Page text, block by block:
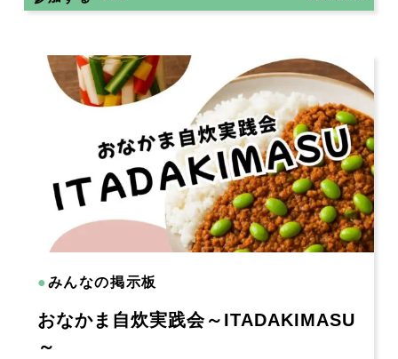
●みんなの掲示板
おなかま自炊実践会～ITADAKIMASU
～